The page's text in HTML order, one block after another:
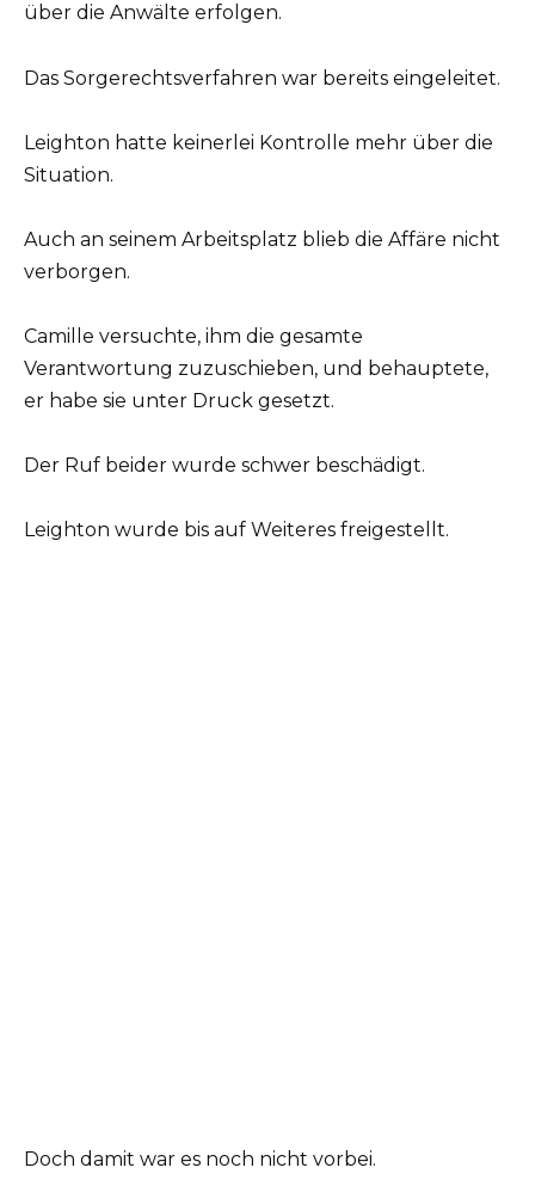
über die Anwälte erfolgen.
Das Sorgerechtsverfahren war bereits eingeleitet.
Leighton hatte keinerlei Kontrolle mehr über die
Situation.
Auch an seinem Arbeitsplatz blieb die Affäre nicht
verborgen.
Camille versuchte, ihm die gesamte
Verantwortung zuzuschieben, und behauptete,
er habe sie unter Druck gesetzt.
Der Ruf beider wurde schwer beschädigt.
Leighton wurde bis auf Weiteres freigestellt.
Doch damit war es noch nicht vorbei.